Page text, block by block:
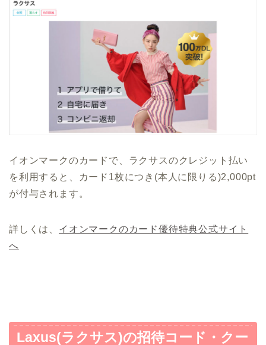
イオンマークのカードで、ラクサスのクレジット払い
を利用すると、カード1枚につき(本人に限りる)2,000pt
が付与されます。
詳しくは、 イオンマークのカード優待特典公式サイト
へ
Laxus(ラクサス)の招待コード・クー